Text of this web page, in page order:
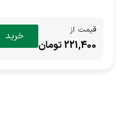
قیمت از
221,400 تومان
خرید